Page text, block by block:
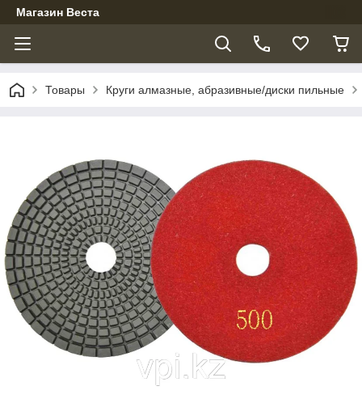
Магазин Веста
Товары Круги алмазные, абразивные/диски пильные